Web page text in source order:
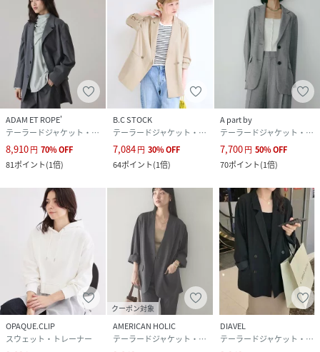
ADAM ET ROPE'
テーラードジャケット・ブレザー
8,910円 70%OFF
81ポイント(1倍)
B.C STOCK
テーラードジャケット・ブレザー
7,084円 30%OFF
64ポイント(1倍)
A part by
テーラードジャケット・ブレザー
7,700円 50%OFF
70ポイント(1倍)
OPAQUE.CLIP
スウェット・トレーナー
クーポン対象
AMERICAN HOLIC
テーラードジャケット・ブレザー
DIAVEL
テーラードジャケット・ブレザー